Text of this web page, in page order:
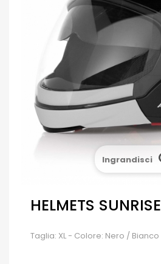
Ingrandisci
HELMETS SUNRISE
Taglia: XL - Colore: Nero / Bianco